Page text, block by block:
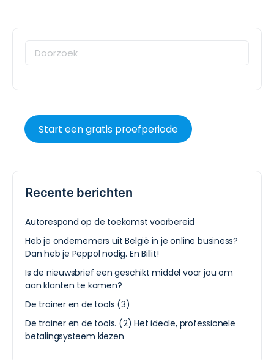
Start een gratis proefperiode
Recente berichten
Autorespond op de toekomst voorbereid
Heb je ondernemers uit België in je online business?
Dan heb je Peppol nodig. En Billit!
Is de nieuwsbrief een geschikt middel voor jou om
aan klanten te komen?
De trainer en de tools (3)
De trainer en de tools. (2) Het ideale, professionele
betalingsysteem kiezen